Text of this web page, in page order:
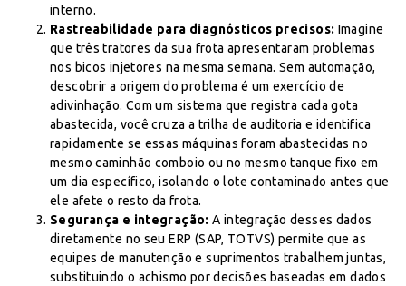
interno.
Rastreabilidade para diagnósticos precisos: Imagine
que três tratores da sua frota apresentaram problemas
nos bicos injetores na mesma semana. Sem automação,
descobrir a origem do problema é um exercício de
adivinhação. Com um sistema que registra cada gota
abastecida, você cruza a trilha de auditoria e identifica
rapidamente se essas máquinas foram abastecidas no
mesmo caminhão comboio ou no mesmo tanque fixo em
um dia específico, isolando o lote contaminado antes que
ele afete o resto da frota.
Segurança e integração: A integração desses dados
diretamente no seu ERP (SAP, TOTVS) permite que as
equipes de manutenção e suprimentos trabalhem juntas,
substituindo o achismo por decisões baseadas em dados